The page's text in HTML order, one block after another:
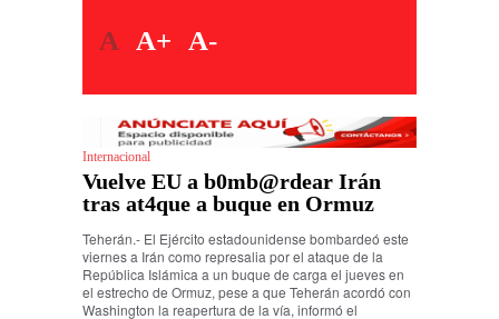
A A+ A-
Internacional
Vuelve EU a b0mb@rdear Irán
tras at4que a buque en Ormuz
Teherán.- El Ejército estadounidense bombardeó este
viernes a Irán como represalia por el ataque de la
República Islámica a un buque de carga el jueves en
el estrecho de Ormuz, pese a que Teherán acordó con
Washington la reapertura de la vía, informó el